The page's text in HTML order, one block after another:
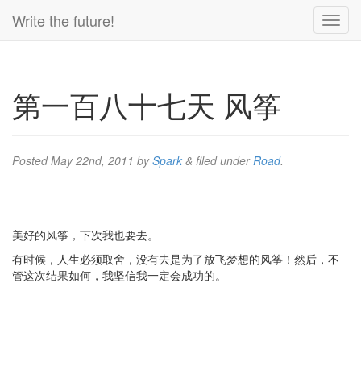
Write the future!
第一百八十七天 风筝
PostedMay 22nd, 2011 bySpark & filed underRoad.
美好的风筝，下次我也要去。
有时候，人生必须取舍，没有去是为了放飞梦想的风筝！然后，不
管这次结果如何，我坚信我一定会成功的。